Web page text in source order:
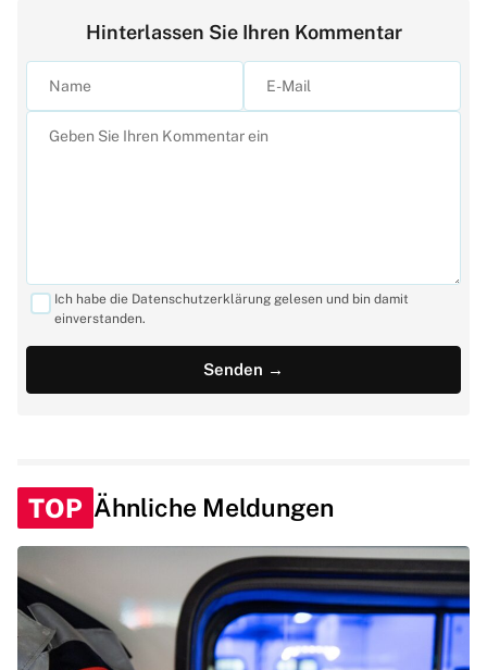
Hinterlassen Sie Ihren Kommentar
Ich habe die Datenschutzerklärung gelesen und bin damit
einverstanden.
TOP Ähnliche Meldungen